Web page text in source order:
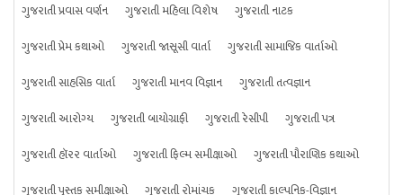
ગુજરાતી પ્રવાસ વર્ણન
ગુજરાતી મહિલા વિશેષ
ગુજરાતી નાટક
ગુજરાતી પ્રેમ કથાઓ
ગુજરાતી જાસૂસી વાર્તા
ગુજરાતી સામાજિક વાર્તાઓ
ગુજરાતી સાહસિક વાર્તા
ગુજરાતી માનવ વિજ્ઞાન
ગુજરાતી તત્વજ્ઞાન
ગુજરાતી આરોગ્ય
ગુજરાતી બાયોગ્રાફી ગુજરાતી રેસીપી
ગુજરાતી પત્ર
ગુજરાતી હૉરર વાર્તાઓ
ગુજરાતી ફિલ્મ સમીક્ષાઓ
ગુજરાતી પૌરાણિક કથાઓ
ગુજરાતી પુસ્તક સમીક્ષાઓ
ગુજરાતી રોમાંચક
ગુજરાતી કાલ્પનિક-વિજ્ઞાન